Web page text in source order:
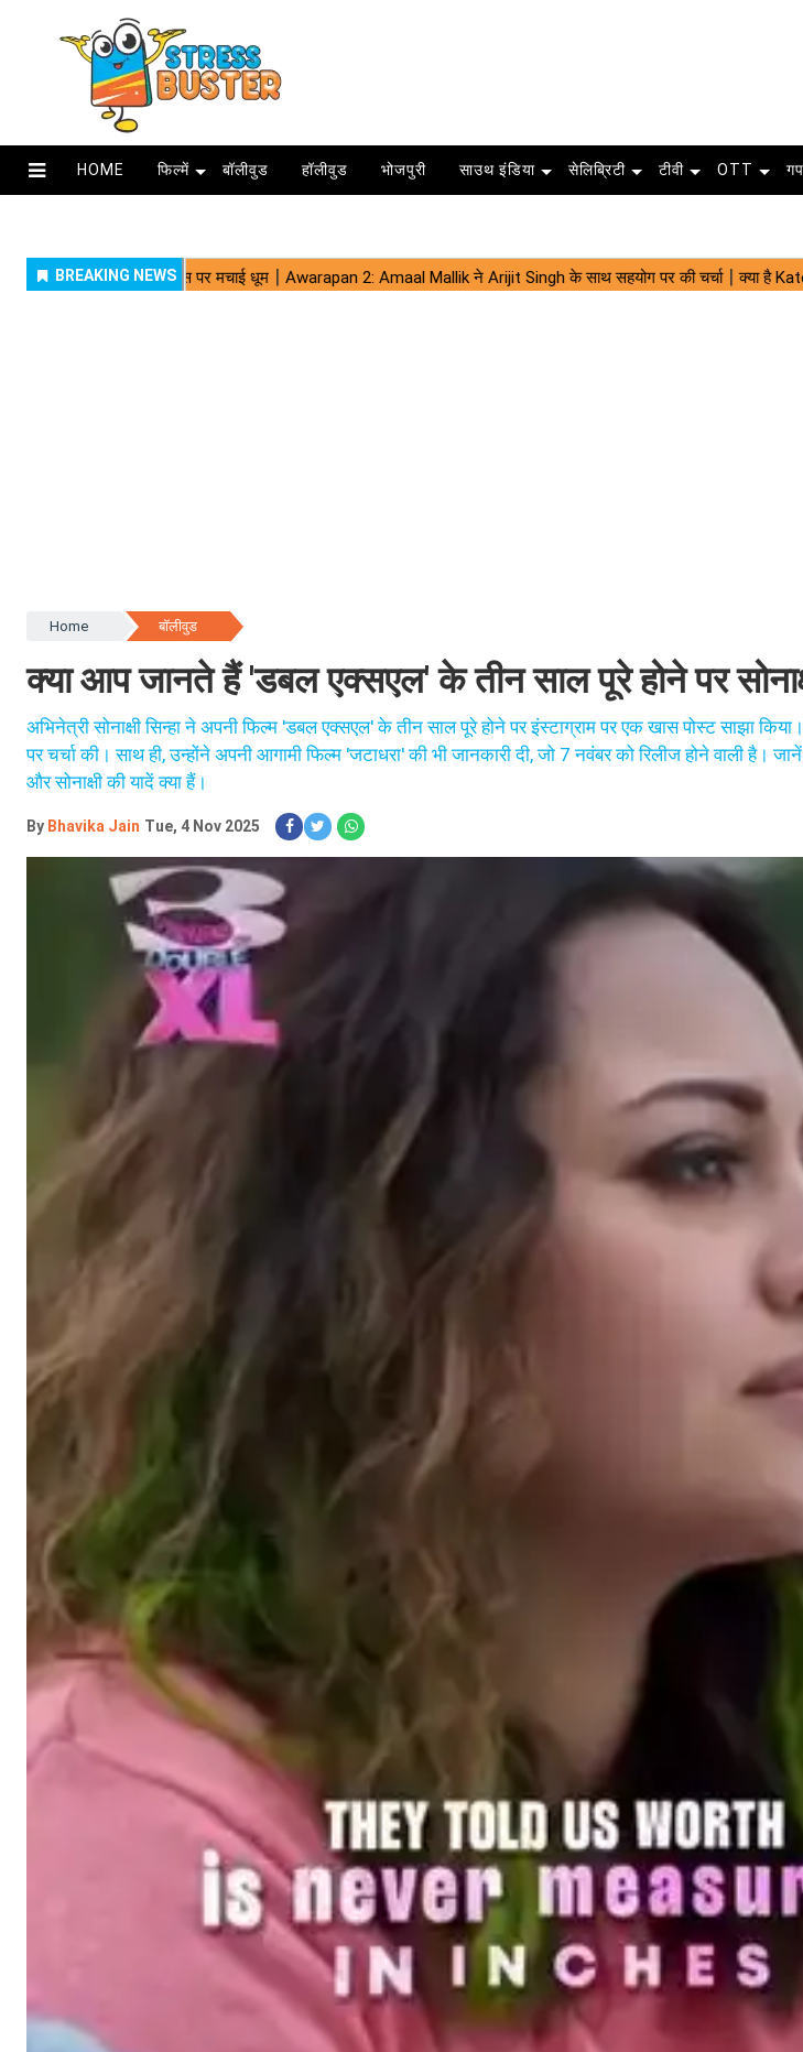
HOME फिल्में बॉलीवुड हॉलीवुड भोजपुरी साउथ इंडिया सेलिब्रिटी टीवी OTT
Home बॉलीवुड
क्या आप जानते हैं 'डबल एक्सएल' के तीन साल पूरे होने पर
अभिनेत्री सोनाक्षी सिन्हा ने अपनी फिल्म 'डबल एक्सएल' के तीन साल पूरे होने पर इंस्टाग्राम पर एक खास पोस्ट साझा
पर चर्चा की। साथ ही, उन्होंने अपनी आगामी फिल्म 'जटाधरा' की भी जानकारी दी, जो 7 नवंबर को रिलीज होने वाली है।
और सोनाक्षी की यादें क्या हैं।
By Bhavika Jain Tue, 4 Nov 2025